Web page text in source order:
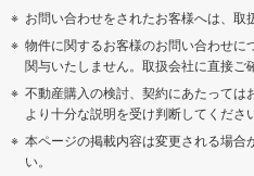
お問い合わせをされたお客様へは、取
物件に関するお客様のお問い合わせ
関与いたしません。取扱会社に直接ご
不動産購入の検討、契約にあたっては
より十分な説明を受け判断してください
本ページの掲載内容は変更される場合
い。